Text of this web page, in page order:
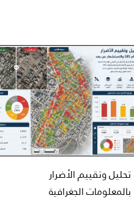
تحليل وتقييم الأضرار
بالمعلومات الجغرافية